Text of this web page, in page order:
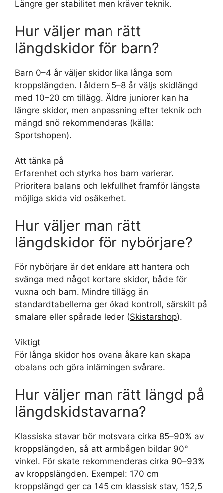
Längre ger stabilitet men kräver teknik.
Hur väljer man rätt
längdskidor för barn?
Barn 0–4 år väljer skidor lika långa som
kroppslängden. I åldern 5–8 år väljs skidlängd
med 10–20 cm tillägg. Äldre juniorer kan ha
längre skidor, men anpassning efter teknik och
mängd snö rekommenderas (källa:
Sportshopen).
Att tänka på
Erfarenhet och styrka hos barn varierar.
Prioritera balans och lekfullhet framför längsta
möjliga skida vid osäkerhet.
Hur väljer man rätt
längdskidor för nybörjare?
För nybörjare är det enklare att hantera och
svänga med något kortare skidor, både för
vuxna och barn. Mindre tillägg än
standardtabellerna ger ökad kontroll, särskilt på
smalare eller spårade leder (Skistarshop).
Viktigt
För långa skidor hos ovana åkare kan skapa
obalans och göra inlärningen svårare.
Hur väljer man rätt längd på
längdskidstavarna?
Klassiska stavar bör motsvara cirka 85–90% av
kroppslängden, så att armbågen bildar 90°
vinkel. För skate rekommenderas cirka 90–93%
av kroppslängden. Exempel: 170 cm
kroppslängd ger ca 145 cm klassisk stav, 152,5